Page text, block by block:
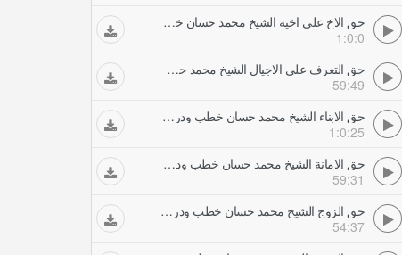
حق الاخ على اخيه الشيخ محمد حسان خطب ودروس
1:0:0
حق التعرف على الاجيال الشيخ محمد حسان خطب ودروس
59:49
حق الابناء الشيخ محمد حسان خطب ودروس
1:0:25
حق الامانة الشيخ محمد حسان خطب ودروس
59:31
حق الزوج الشيخ محمد حسان خطب ودروس
54:37